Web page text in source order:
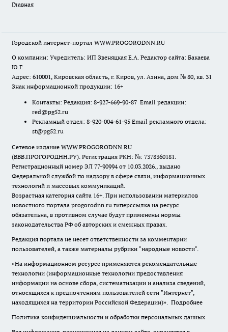
Главная
Городской интернет-портал WWW.PROGORODNN.RU
О компании: Учредитель: ИП Звеняцкая Е.А. Редактор сайта: Бакаева
Ю.Г.
Адрес: 610001, Кировская область, г. Киров, ул. Азина, дом № 80, кв. 31
Знак информационной продукции: 16+
Контакты: Редакция: 8-927-669-90-87 Email редакции:
red@pg52.ru
Рекламный отдел: 8-920-004-61-95 Email рекламного отдела:
st@pg52.ru
Сетевое издание WWW.PROGORODNN.RU
(ВВВ.ПРОГОРОДНН.РУ). Регистрация РКН: №: 7378360181.
Регистрационный номер ЭЛ 77-90994 от 10.03.2026., выдано
Федеральной службой по надзору в сфере связи, информационных
технологий и массовых коммуникаций.
Возрастная категория сайта 16+. При использовании материалов
новостного портала progorodnn.ru гиперссылка на ресурс
обязательна, в противном случае будут применены нормы
законодательства РФ об авторских и смежных правах.
Редакция портала не несет ответственности за комментарии
пользователей, а также материалы рубрики "народные новости".
«На информационном ресурсе применяются рекомендательные
технологии (информационные технологии предоставления
информации на основе сбора, систематизации и анализа сведений,
относящихся к предпочтениям пользователей сети "Интернет",
находящихся на территории Российской Федерации)». Подробнее
Политика конфиденциальности и обработки персональных данных